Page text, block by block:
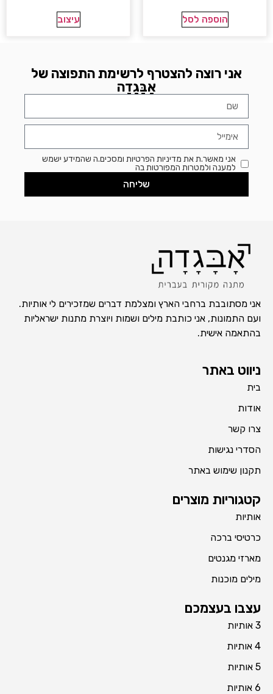
הוספה לסל עיצוב
אני רוצה להצטרף לרשימת התפוצה של
אָבָּגָדָה
אני מאשר.ת את מדיניות הפרטיות ומסכים.ה שהמידע ישמש
למענה ולמטרות המפורטות בה
שליחה
אני מסתובבת ברחבי הארץ ומצלמת דברים שמזכירים לי אותיות.
ועם התמונות, אני כותבת מילים ושמות ויוצרת מתנות ישראליות
בהתאמה אישית.
ניווט באתר
בית
אודות
צרו קשר
הסדרי נגישות
תקנון שימוש באתר
קטגוריות מוצרים
אותיות
כרטיסי ברכה
מארזי מגנטים
מילים מוכנות
עצבו בעצמכם
3 אותיות
4 אותיות
5 אותיות
6 אותיות